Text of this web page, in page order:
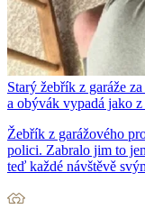
Starý žebřík z garáže
a obývák vypadá jako z
Žebřík z garážového
polici. Zabralo jim to
teď každé návštěvě